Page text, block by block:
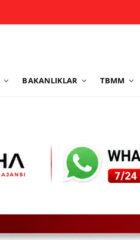
BAKANLIKLAR TBMM